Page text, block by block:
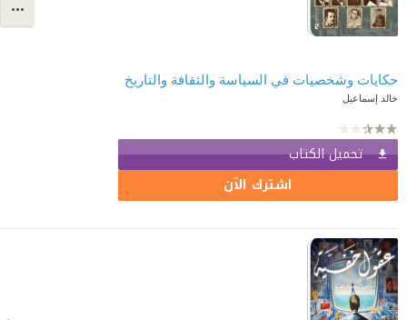
حكايات وشخصيات في السياسة والثقافة والتاريخ
خالد إسماعيل
تحميل الكتاب
اشترك الآن